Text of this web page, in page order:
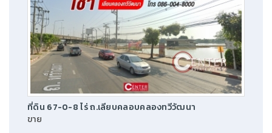
ที่ดิน 67-0-8 ไร่ ถ.เลียบคลอบคลองทวีวัฒนา
ขาย